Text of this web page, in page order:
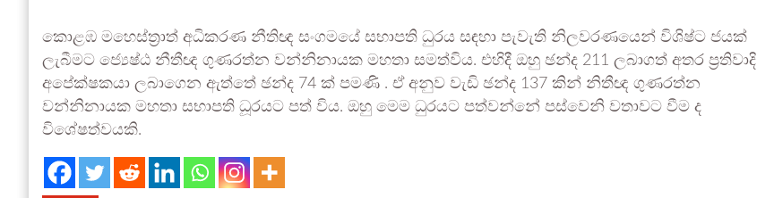
කොළඹ මහෙස්ත්‍රාත් අධිකරණ නීතිඥ සංගමයේ සභාපති ධුරය සඳහා පැවැති නිලවරණයෙන් විශිෂ්ට ජයක්
ලැබීමට ජ්‍යෙෂ්ඨ නීතීඥ ගුණරත්න වන්නිනායක මහතා සමත්විය. එහිදී ඔහු ඡන්ද 211 ලබාගත් අතර ප්‍රතිවාදි
අපේක්ෂකයා ලබාගෙන ඇත්තේ ඡන්ද 74 ක් පමණි . ඒ අනුව වැඩි ඡන්ද 137 කින් නිතීඥ ගුණරත්න
වන්නිනායක මහතා සභාපති ධූරයට පත් විය. ඔහු මෙම ධුරයට පත්වන්නේ පස්වෙනි වතාවට වීම ද
විශේෂත්වයකි.